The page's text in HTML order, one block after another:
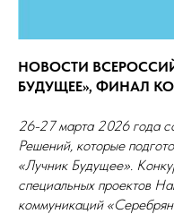
НОВОСТИ
БУДУЩЕЕ», ФИНАЛ
26-27 марта 2026 года
Решений, которые
«Лучник Будущее».
специальных проектов
коммуникаций